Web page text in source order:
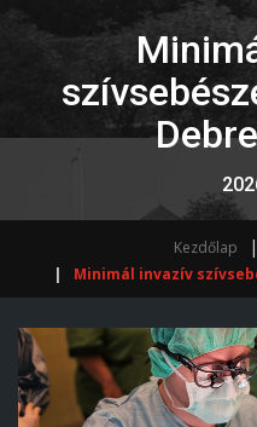
Kezdőlap
Minimál invazív